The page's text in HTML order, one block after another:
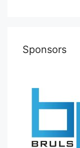
Sponsors